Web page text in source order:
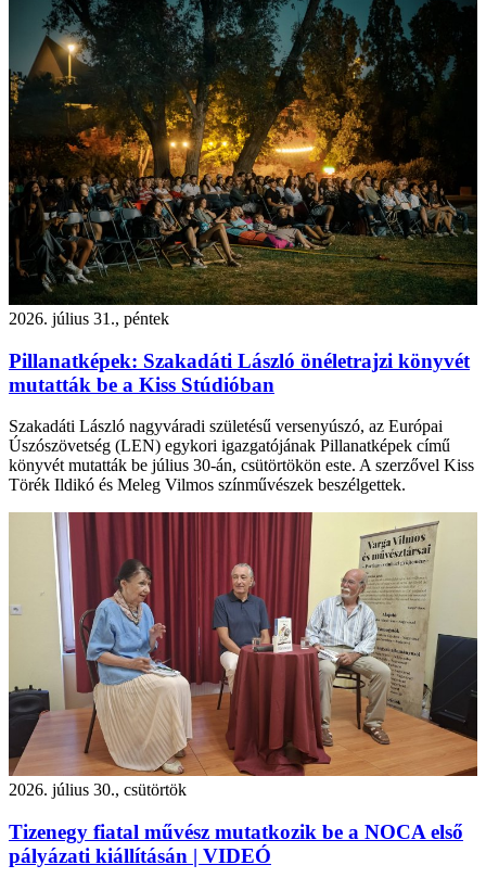
2026. július 31., péntek
Pillanatképek: Szakadáti László önéletrajzi könyvét
mutatták be a Kiss Stúdióban
Szakadáti László nagyváradi születésű versenyúszó, az Európai
Úszószövetség (LEN) egykori igazgatójának Pillanatképek című
könyvét mutatták be július 30-án, csütörtökön este. A szerzővel Kiss
Törék Ildikó és Meleg Vilmos színművészek beszélgettek.
2026. július 30., csütörtök
Tizenegy fiatal művész mutatkozik be a NOCA első
pályázati kiállításán | VIDEÓ